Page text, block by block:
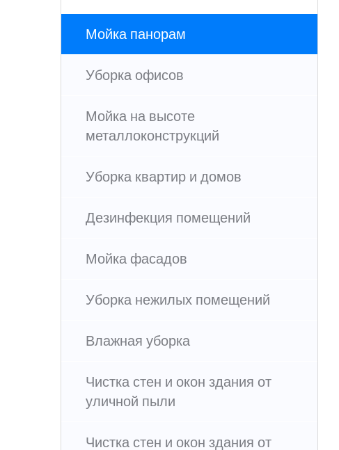
Мойка панорам
Уборка офисов
Мойка на высоте
металлоконструкций
Уборка квартир и домов
Дезинфекция помещений
Мойка фасадов
Уборка нежилых помещений
Влажная уборка
Чистка стен и окон здания от
уличной пыли
Чистка стен и окон здания от